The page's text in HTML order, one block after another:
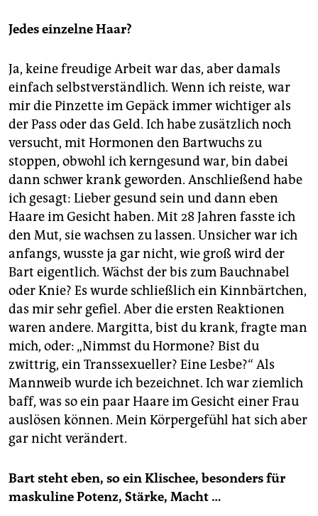
Jedes einzelne Haar?
Ja, keine freudige Arbeit war das, aber damals
einfach selbstverständlich. Wenn ich reiste, war
mir die Pinzette im Gepäck immer wichtiger als
der Pass oder das Geld. Ich habe zusätzlich noch
versucht, mit Hormonen den Bartwuchs zu
stoppen, obwohl ich kerngesund war, bin dabei
dann schwer krank geworden. Anschließend habe
ich gesagt: Lieber gesund sein und dann eben
Haare im Gesicht haben. Mit 28 Jahren fasste ich
den Mut, sie wachsen zu lassen. Unsicher war ich
anfangs, wusste ja gar nicht, wie groß wird der
Bart eigentlich. Wächst der bis zum Bauchnabel
oder Knie? Es wurde schließlich ein Kinnbärtchen,
das mir sehr gefiel. Aber die ersten Reaktionen
waren andere. Margitta, bist du krank, fragte man
mich, oder: „Nimmst du Hormone? Bist du
zwittrig, ein Transsexueller? Eine Lesbe?“ Als
Mannweib wurde ich bezeichnet. Ich war ziemlich
baff, was so ein paar Haare im Gesicht einer Frau
auslösen können. Mein Körpergefühl hat sich aber
gar nicht verändert.
Bart steht eben, so ein Klischee, besonders für
maskuline Potenz, Stärke, Macht …